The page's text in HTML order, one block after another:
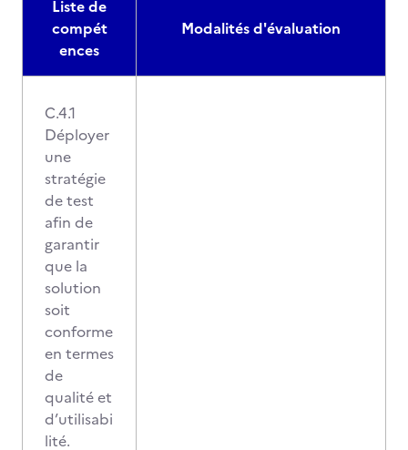
Liste de
compét
ences
Modalités d'évaluation
C.4.1
Déployer
une
stratégie
de test
afin de
garantir
que la
solution
soit
conforme
en termes
de
qualité et
d’utilisabi
lité.